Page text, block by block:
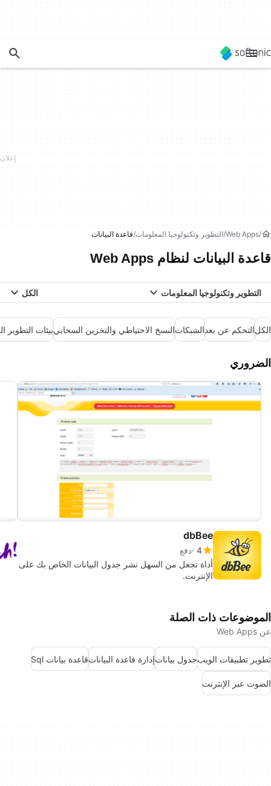
Web Apps التطوير وتكنولوجيا المعلومات قاعدة البيانات
قاعدة البيانات لنظام Web Apps
التطوير وتكنولوجيا المعلومات الكل
الكلالتحكم عن بعدالشبكاتالنسخ الاحتياطي والتخزين السحابيبيئات التطوير
الضروري
dbBee
4 دفع
أداة تجعل من السهل نشر جدول البيانات الخاص بك على
الإنترنت.
الموضوعات ذات الصلة
عن Web Apps
تطوير تطبيقات الويبجدول بياناتإدارة قاعدة البياناتقاعدة بيانات Sql
الصوت عبر الإنترنت